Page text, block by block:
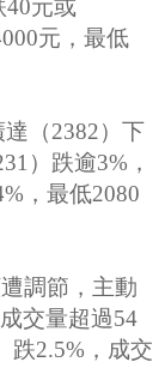
40元或
元，最低
（2382）下
）跌逾3%，
，最低2080
調節，主動
交量超過54
跌2.5%，成交